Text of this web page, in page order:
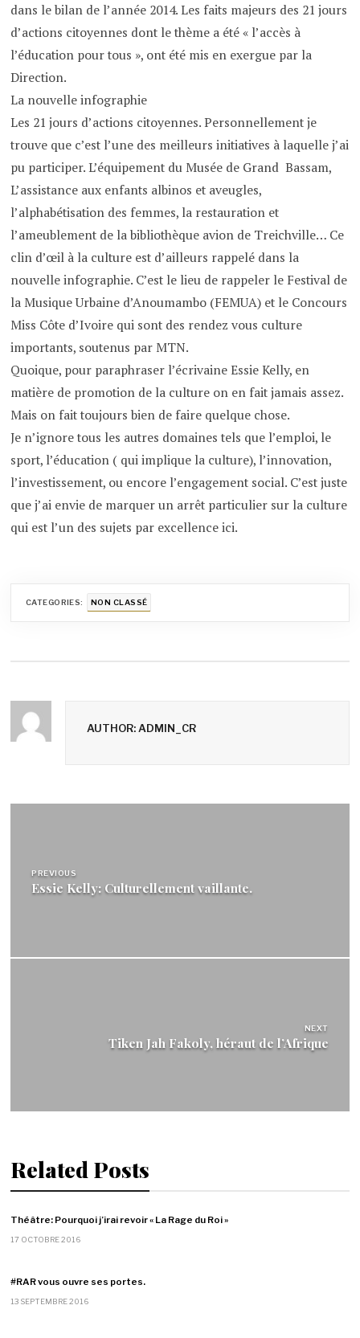
dans le bilan de l’année 2014. Les faits majeurs des 21 jours
d’actions citoyennes dont le thème a été « l’accès à
l’éducation pour tous », ont été mis en exergue par la
Direction.
La nouvelle infographie
Les 21 jours d’actions citoyennes. Personnellement je
trouve que c’est l’une des meilleurs initiatives à laquelle j’ai
pu participer. L’équipement du Musée de Grand Bassam,
L’assistance aux enfants albinos et aveugles,
l’alphabétisation des femmes, la restauration et
l’ameublement de la bibliothèque avion de Treichville… Ce
clin d’œil à la culture est d’ailleurs rappelé dans la
nouvelle infographie. C’est le lieu de rappeler le Festival de
la Musique Urbaine d’Anoumambo (FEMUA) et le Concours
Miss Côte d’Ivoire qui sont des rendez vous culture
importants, soutenus par MTN.
Quoique, pour paraphraser l’écrivaine Essie Kelly, en
matière de promotion de la culture on en fait jamais assez.
Mais on fait toujours bien de faire quelque chose.
Je n’ignore tous les autres domaines tels que l’emploi, le
sport, l’éducation ( qui implique la culture), l’innovation,
l’investissement, ou encore l’engagement social. C’est juste
que j’ai envie de marquer un arrêt particulier sur la culture
qui est l’un des sujets par excellence ici.
CATEGORIES: NON CLASSÉ
AUTHOR: ADMIN_CR
l’article
PREVIOUS
Essie Kelly: Culturellement vaillante.
NEXT
Tiken Jah Fakoly, héraut de l’Afrique
Related Posts
Théâtre: Pourquoi j’irai revoir « La Rage du Roi »
17 OCTOBRE 2016
#RAR vous ouvre ses portes.
13 SEPTEMBRE 2016